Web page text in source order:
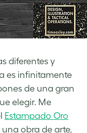
diferentes y
es infinitamente
de una gran
elegir. Me
Estampado Oro
obra de arte,